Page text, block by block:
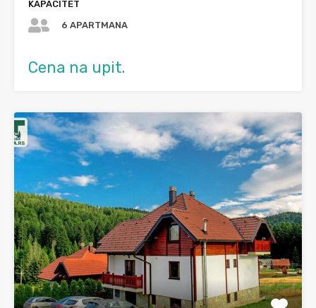
KAPACITET
6 APARTMANA
Cena na upit.